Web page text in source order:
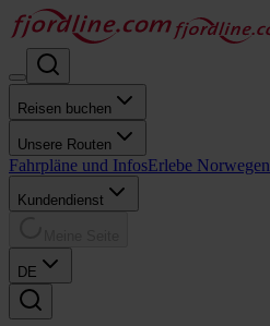
Reisen buchen
Unsere Routen
Fahrpläne und InfosErlebe Norwegen
Kundendienst
DE